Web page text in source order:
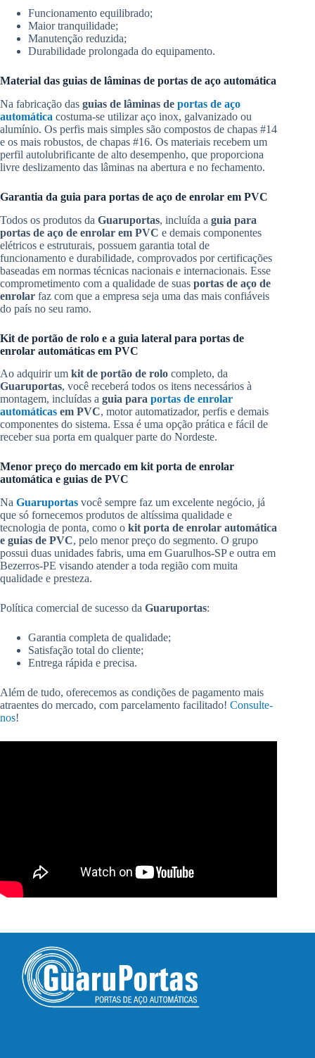
Funcionamento equilibrado;
Maior tranquilidade;
Manutenção reduzida;
Durabilidade prolongada do equipamento.
Material das guias de lâminas de portas de aço automática
Na fabricação das guias de lâminas de portas de aço
automática costuma-se utilizar aço inox, galvanizado ou
alumínio. Os perfis mais simples são compostos de chapas #14
e os mais robustos, de chapas #16. Os materiais recebem um
perfil autolubrificante de alto desempenho, que proporciona
livre deslizamento das lâminas na abertura e no fechamento.
Garantia da guia para portas de aço de enrolar em PVC
Todos os produtos da Guaruportas, incluída a guia para
portas de aço de enrolar em PVC e demais componentes
elétricos e estruturais, possuem garantia total de
funcionamento e durabilidade, comprovados por certificações
baseadas em normas técnicas nacionais e internacionais. Esse
comprometimento com a qualidade de suas portas de aço de
enrolar faz com que a empresa seja uma das mais confiáveis
do país no seu ramo.
Kit de portão de rolo e a guia lateral para portas de
enrolar automáticas em PVC
Ao adquirir um kit de portão de rolo completo, da
Guaruportas, você receberá todos os itens necessários à
montagem, incluídas a guia para portas de enrolar
automáticas em PVC, motor automatizador, perfis e demais
componentes do sistema. Essa é uma opção prática e fácil de
receber sua porta em qualquer parte do Nordeste.
Menor preço do mercado em kit porta de enrolar
automática e guias de PVC
Na Guaruportas você sempre faz um excelente negócio, já
que só fornecemos produtos de altíssima qualidade e
tecnologia de ponta, como o kit porta de enrolar automática
e guias de PVC, pelo menor preço do segmento. O grupo
possui duas unidades fabris, uma em Guarulhos-SP e outra em
Bezerros-PE visando atender a toda região com muita
qualidade e presteza.
Política comercial de sucesso da Guaruportas:
Garantia completa de qualidade;
Satisfação total do cliente;
Entrega rápida e precisa.
Além de tudo, oferecemos as condições de pagamento mais
atraentes do mercado, com parcelamento facilitado! Consulte-
nos!